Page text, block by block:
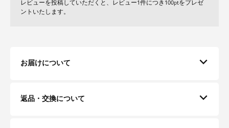
レビューを投稿していただくと、レビュー1件につき100ptをプレゼ
ントいたします。
お届けについて
返品・交換について